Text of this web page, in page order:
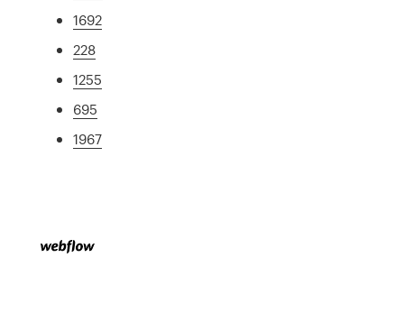
1692
228
1255
695
1967